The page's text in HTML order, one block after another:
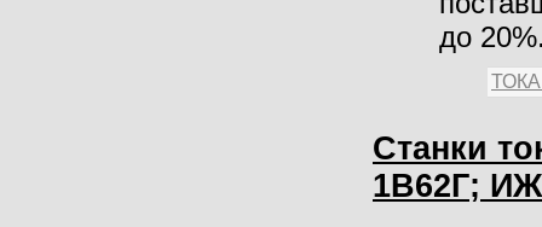
до
Станки
1В62Г;